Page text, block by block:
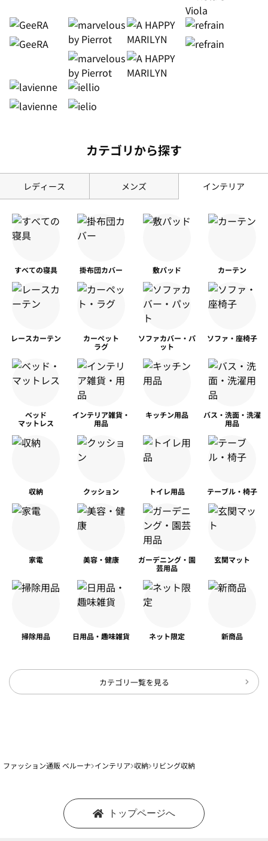
カテゴリから探す
レディース メンズ インテリア
すべての寝具 掛布団カバー 敷パッド カーテン
レースカーテン
カーペット
ラグ
ソファカバー・パ
ット
ソファ・座椅子
ベッド
マットレス
インテリア雑貨・
用品
キッチン用品
バス・洗面・洗濯
用品
収納 クッション トイレ用品 テーブル・椅子
家電 美容・健康
ガーデニング・園
芸用品
玄関マット
掃除用品 日用品・趣味雑貨 ネット限定 新商品
カテゴリ一覧を見る
ファッション通販 ベルーナ インテリア 収納 リビング収納
トップページへ